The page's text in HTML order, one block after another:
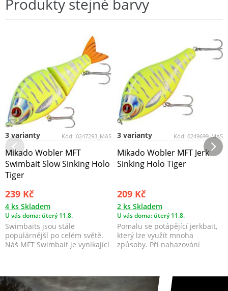
Produkty stejné barvy
Kód: 0247293_MAS
3 varianty
Mikado Wobler MFT
Swimbait Slow Sinking Holo
Tiger
239 Kč
4 ks Skladem
U vás doma: úterý 11.8.
Swimbaits jsou stále
populárnější po celém světě.
Náš MFT Swimbait je vynikající
Kód: 0249699_MAS
3 varianty
Mikado Wobler MFT Jerk
Sinking Holo Tiger
209 Kč
2 ks Skladem
U vás doma: úterý 11.8.
Pomalu se potápějící jerkbait,
který lze využít mnoha
způsoby. Při nahazování